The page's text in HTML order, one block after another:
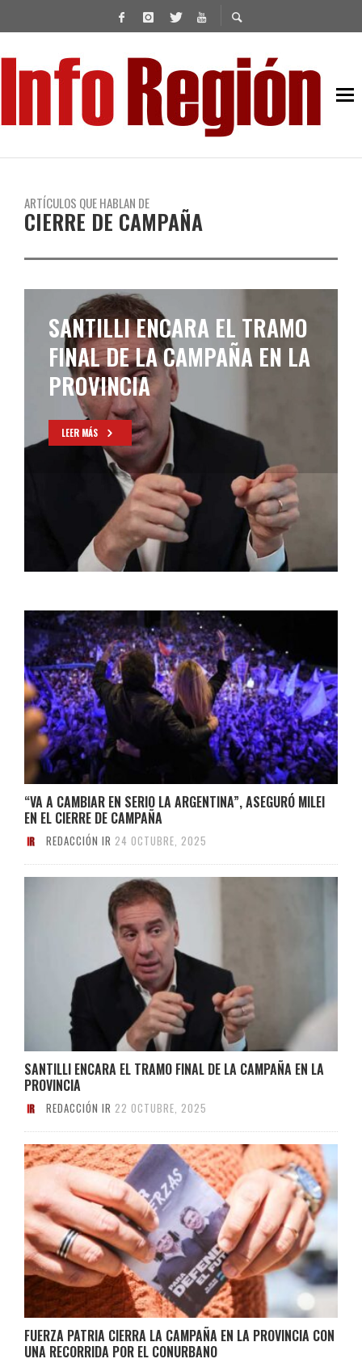
ARTÍCULOS QUE HABLAN DE
CIERRE DE CAMPAÑA
FUERZA PATRIA CIERRA LA
CAMPAÑA EN LA PROVINCIA
CON UNA RECORRIDA POR
EL CONURBANO
“VA A CAMBIAR EN SERIO LA ARGENTINA”, ASEGURÓ MILEI
EN EL CIERRE DE CAMPAÑA
REDACCIÓN IR 24 OCTUBRE, 2025
SANTILLI ENCARA EL TRAMO FINAL DE LA CAMPAÑA EN LA
PROVINCIA
REDACCIÓN IR 22 OCTUBRE, 2025
FUERZA PATRIA CIERRA LA CAMPAÑA EN LA PROVINCIA CON
UNA RECORRIDA POR EL CONURBANO